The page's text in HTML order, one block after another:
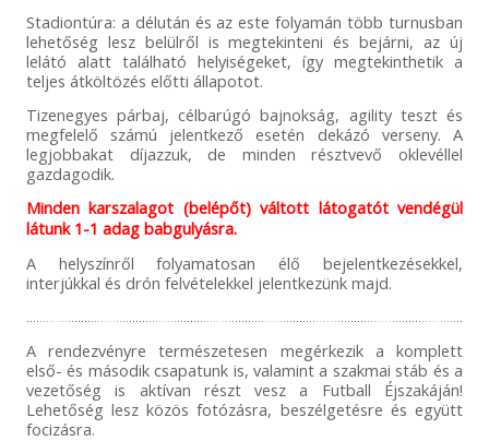
Stadiontúra: a délután és az este folyamán több turnusban
lehetőség lesz belülről is megtekinteni és bejárni, az új
lelátó alatt található helyiségeket, így megtekinthetik a
teljes átköltözés előtti állapotot.
Tizenegyes párbaj, célbarúgó bajnokság, agility teszt és
megfelelő számú jelentkező esetén dekázó verseny. A
legjobbakat díjazzuk, de minden résztvevő oklevéllel
gazdagodik.
Minden karszalagot (belépőt) váltott látogatót vendégül
látunk 1-1 adag babgulyásra.
A helyszínről folyamatosan élő bejelentkezésekkel,
interjúkkal és drón felvételekkel jelentkezünk majd.
A rendezvényre természetesen megérkezik a komplett
első- és második csapatunk is, valamint a szakmai stáb és a
vezetőség is aktívan részt vesz a Futball Éjszakáján!
Lehetőség lesz közös fotózásra, beszélgetésre és együtt
focizásra.